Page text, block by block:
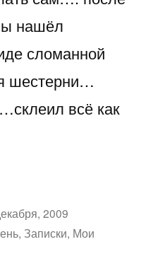
нашёл
сломанной
шестерни…
всё как
2009
, Записки, Мои